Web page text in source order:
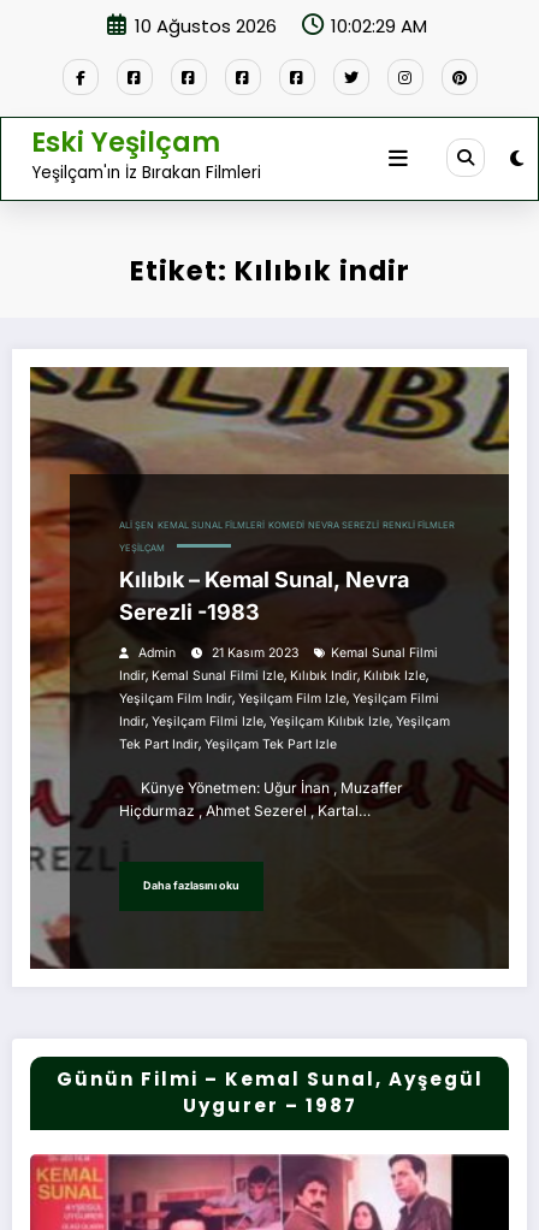
10 Ağustos 2026 10:02:29 AM
Eski Yeşilçam
Yeşilçam'ın İz Bırakan Filmleri
Etiket: Kılıbık indir
ALI ŞEN KEMAL SUNAL FILMLERI KOMEDI NEVRA SEREZLI RENKLI FILMLER
YEŞILÇAM
Kılıbık – Kemal Sunal, Nevra
Serezli -1983
Admin 21 Kasım 2023
Kemal Sunal Filmi
Indir, Kemal Sunal Filmi Izle, Kılıbık Indir, Kılıbık Izle,
Yeşilçam Film Indir, Yeşilçam Film Izle, Yeşilçam Filmi
Indir, Yeşilçam Filmi Izle, Yeşilçam Kılıbık Izle, Yeşilçam
Tek Part Indir, Yeşilçam Tek Part Izle
Künye Yönetmen: Uğur İnan , Muzaffer
Hiçdurmaz , Ahmet Sezerel , Kartal…
Daha fazlasını oku
Günün Filmi – Kemal Sunal, Ayşegül
Uygurer – 1987